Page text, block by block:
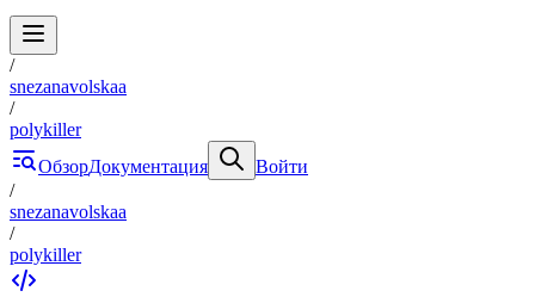
/
snezanavolskaa
/
polykiller
ОбзорДокументация
Войти
/
snezanavolskaa
/
polykiller